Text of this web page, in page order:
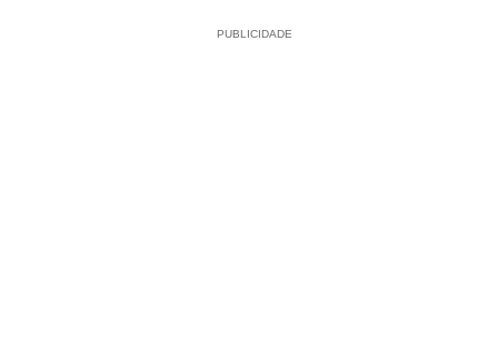
PUBLICIDADE